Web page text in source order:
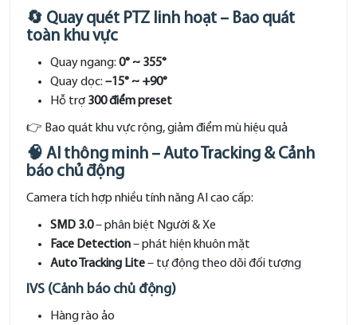
🔄 Quay quét PTZ linh hoạt – Bao quát
toàn khu vực
Quay ngang: 0° ~ 355°
Quay dọc: –15° ~ +90°
Hỗ trợ 300 điểm preset
👉 Bao quát khu vực rộng, giảm điểm mù hiệu quả
🧠 AI thông minh – Auto Tracking & Cảnh
báo chủ động
Camera tích hợp nhiều tính năng AI cao cấp:
SMD 3.0– phân biệt Người & Xe
Face Detection– phát hiện khuôn mặt
Auto Tracking Lite– tự động theo dõi đối tượng
IVS (Cảnh báo chủ động)
Hàng rào ảo